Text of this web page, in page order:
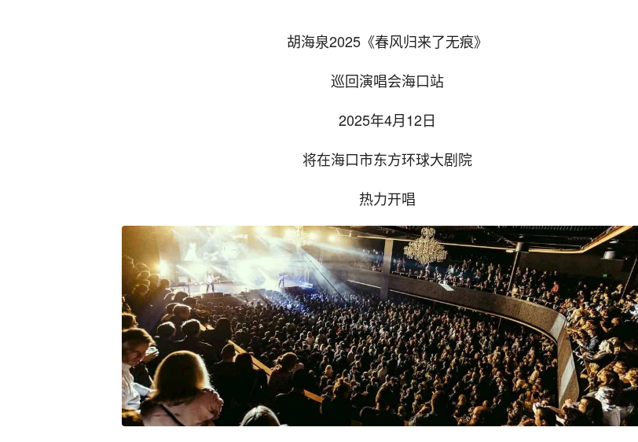
胡海泉2025《春风归来了无痕》
巡回演唱会海口站
2025年4月12日
将在海口市东方环球大剧院
热力开唱